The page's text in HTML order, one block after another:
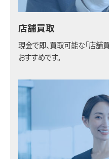
店舗買取
現金で即、買取可能な「店舗
おすすめです。